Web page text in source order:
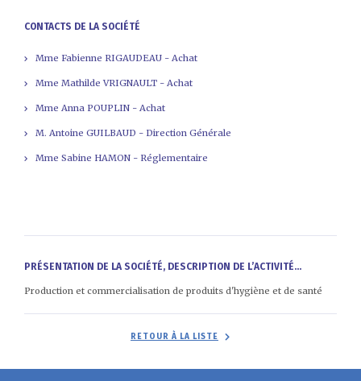
CONTACTS DE LA SOCIÉTÉ
Mme Fabienne RIGAUDEAU - Achat
Mme Mathilde VRIGNAULT - Achat
Mme Anna POUPLIN - Achat
M. Antoine GUILBAUD - Direction Générale
Mme Sabine HAMON - Réglementaire
PRÉSENTATION DE LA SOCIÉTÉ, DESCRIPTION DE L’ACTIVITÉ...
Production et commercialisation de produits d'hygiène et de santé
RETOUR À LA LISTE